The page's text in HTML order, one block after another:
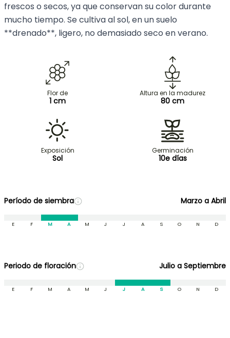
frescos o secos, ya que conservan su color durante
mucho tiempo. Se cultiva al sol, en un suelo
**drenado**, ligero, no demasiado seco en verano.
Flor de
1 cm
Altura en la madurez
80 cm
Exposición
Sol
Germinación
10e días
Período de siembra Marzo a Abril
E F M A M J J A S O N D
Periodo de floración Julio a Septiembre
E F M A M J J A S O N D